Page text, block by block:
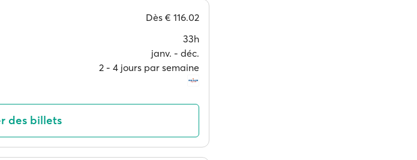
Dès € 116.02
33h
janv. ‐ déc.
2 ‐ 4 jours par semaine
des billets